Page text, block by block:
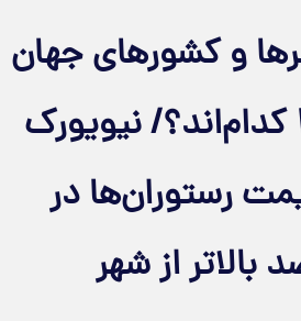
و کشورهای جهان
در سال ۲۰۲۶ کدام‌اند؟/ نیویورک
رستوران‌ها در
۲۱ درصد بالاتر از شهر